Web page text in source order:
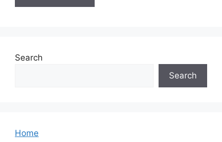
Search
Search
Home